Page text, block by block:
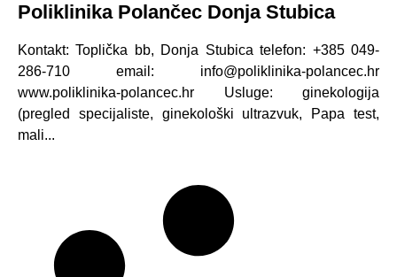
Poliklinika Polančec Donja Stubica
Kontakt: Toplička bb, Donja Stubica telefon: +385 049-
286-710 email: info@poliklinika-polancec.hr
www.poliklinika-polancec.hr Usluge: ginekologija
(pregled specijaliste, ginekološki ultrazvuk, Papa test,
mali...